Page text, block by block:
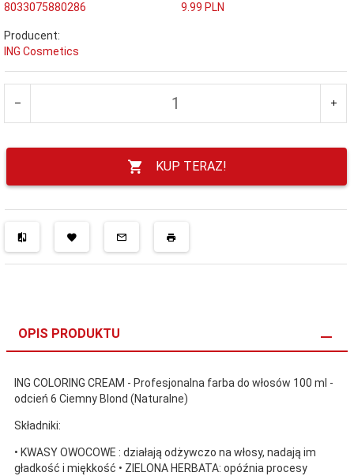
8033075880286
9.99 PLN
Producent:
ING Cosmetics
KUP TERAZ!
OPIS PRODUKTU
ING COLORING CREAM - Profesjonalna farba do włosów 100 ml -
odcień 6 Ciemny Blond (Naturalne)
Składniki:
• KWASY OWOCOWE : działają odżywczo na włosy, nadają im
gładkość i miękkość • ZIELONA HERBATA: opóźnia procesy